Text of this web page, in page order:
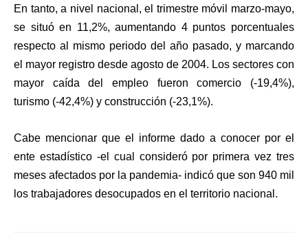
En tanto, a nivel nacional, e l trimestre móvil marzo-mayo,
se situó en 11,2%, aumentando 4 puntos porcentuales
respecto al mismo periodo del año pasado, y marcando
el mayor registro desde agosto de 2004. Los sectores con
mayor caída del empleo fueron comercio (-19,4%),
turismo (-42,4%) y construcción (-23,1%).
Cabe mencionar que el informe dado a conocer por el
ente estadístico -el cual consideró por primera vez tres
meses afectados por la pandemia- indicó que son 940 mil
los trabajadores desocupados en el territorio nacional.